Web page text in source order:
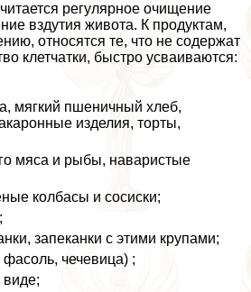
регулярное очищение
вздутия живота. К продуктам,
относятся те, что не содержат
клетчатки, быстро усваиваются:
мягкий пшеничный хлеб,
изделия, торты,
мяса и рыбы, наваристые
колбасы и сосиски;
запеканки с этими крупами;
чечевица) ;